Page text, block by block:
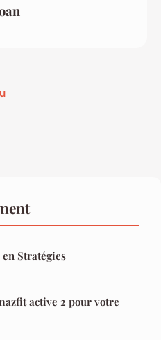
Stratégies
active 2 pour votre